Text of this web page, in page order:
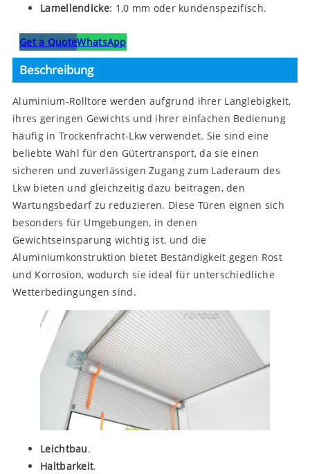
Lamellendicke: 1,0 mm oder kundenspezifisch.
Get a QuoteWhatsApp
Beschreibung
Aluminium-Rolltore werden aufgrund ihrer Langlebigkeit,
ihres geringen Gewichts und ihrer einfachen Bedienung
häufig in Trockenfracht-Lkw verwendet. Sie sind eine
beliebte Wahl für den Gütertransport, da sie einen
sicheren und zuverlässigen Zugang zum Laderaum des
Lkw bieten und gleichzeitig dazu beitragen, den
Wartungsbedarf zu reduzieren. Diese Türen eignen sich
besonders für Umgebungen, in denen
Gewichtseinsparung wichtig ist, und die
Aluminiumkonstruktion bietet Beständigkeit gegen Rost
und Korrosion, wodurch sie ideal für unterschiedliche
Wetterbedingungen sind.
Leichtbau.
Haltbarkeit.